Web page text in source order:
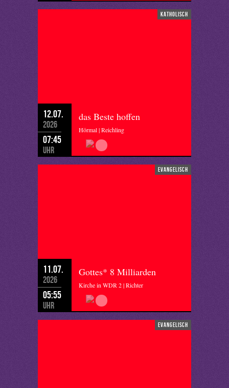
katholisch
12.07.
2026
07:45
Uhr
das Beste hoffen
Hörmal | Reichling
evangelisch
11.07.
2026
05:55
Uhr
Gottes* 8 Milliarden
Kirche in WDR 2 | Richter
evangelisch